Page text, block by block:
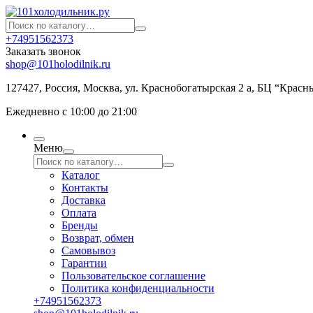
+74951562373
Заказать звонок
shop@101holodilnik.ru
127427, Россия, Москва, ул. Краснобогатырская 2 а, БЦ
Ежедневно с 10:00 до 21:00
Меню
Каталог
Контакты
Доставка
Оплата
Бренды
Возврат, обмен
Самовывоз
Гарантии
Пользовательское соглашение
Политика конфиденциальности
+74951562373